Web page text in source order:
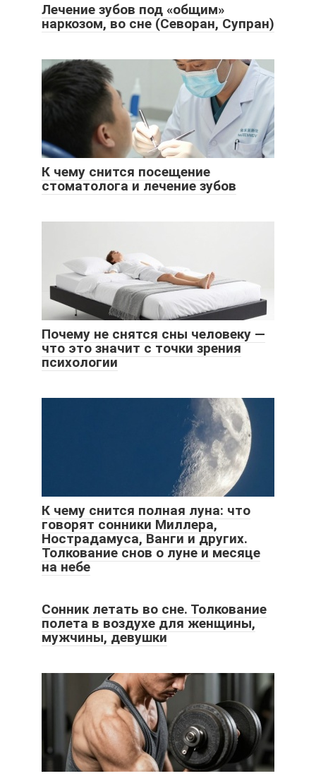
Лечение зубов под «общим»
наркозом, во сне (Севоран, Супран)
К чему снится посещение
стоматолога и лечение зубов
Почему не снятся сны человеку —
что это значит с точки зрения
психологии
К чему снится полная луна: что
говорят сонники Миллера,
Нострадамуса, Ванги и других.
Толкование снов о луне и месяце
на небе
Сонник летать во сне. Толкование
полета в воздухе для женщины,
мужчины, девушки